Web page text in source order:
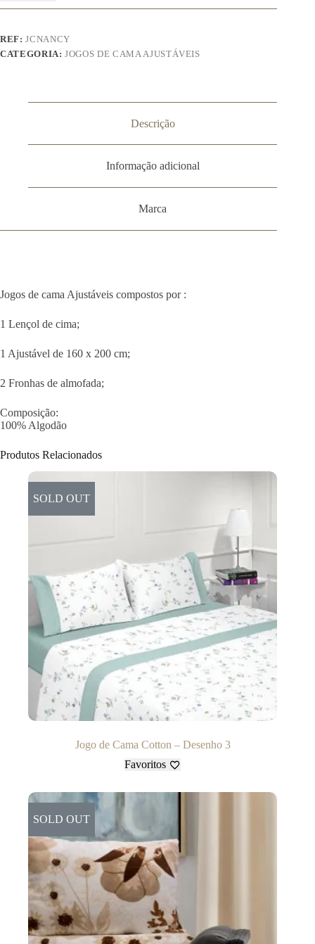
-
REF:JCNANCY
CATEGORIA:JOGOS DE CAMA AJUSTÁVEIS
Descrição
Informação adicional
Marca
Jogos de cama Ajustáveis compostos por :
1 Lençol de cima;
1 Ajustável de 160 x 200 cm;
2 Fronhas de almofada;
Composição:
100% Algodão
Produtos Relacionados
SOLD OUT
Jogo de Cama Cotton – Desenho 3
Favoritos
SOLD OUT